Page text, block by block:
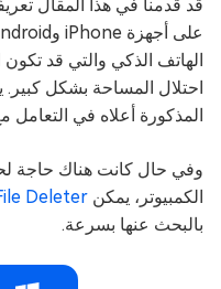
قد قدمنا في هذا المقال
الهاتف الذكي والتي قد
احتلال المساحة بشكل
المذكورة أعلاه في
وفي حال كانت هناك حاجة
الكمبيوتر، يمكن Deleter
بالبحث عنها بسرعة.